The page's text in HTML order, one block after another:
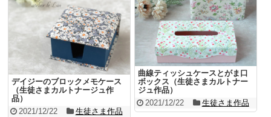
曲線ティッシュケースとがま口
ボックス（生徒さまカルトナー
ジュ作品）
2021/12/22
生徒さま作品
デイジーのブロックメモケース
（生徒さまカルトナージュ作
品）
2021/12/22
生徒さま作品